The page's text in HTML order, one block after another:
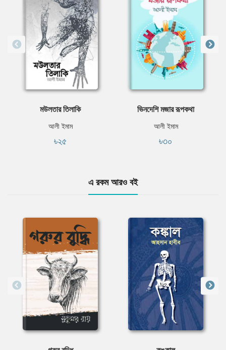
মউলতার তিলাকি
আলী ইমাম
৳২৫
ভিনদেশি মজার রূপকথা
আলী ইমাম
৳৩০
এ রকম আরও বই